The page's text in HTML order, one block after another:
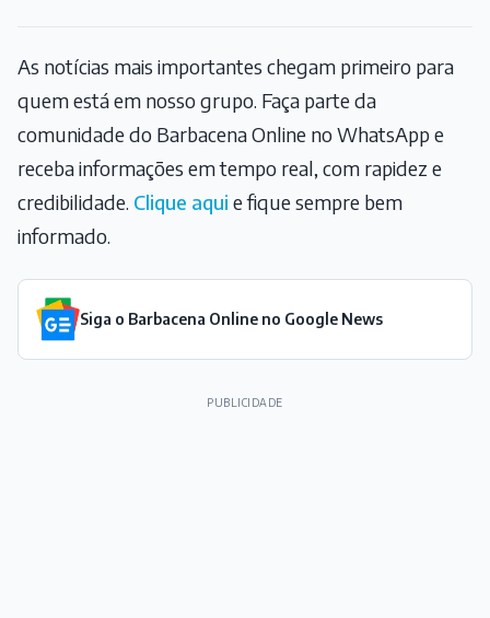
As notícias mais importantes chegam primeiro para
quem está em nosso grupo. Faça parte da
comunidade do Barbacena Online no WhatsApp e
receba informações em tempo real, com rapidez e
credibilidade. Clique aqui e fique sempre bem
informado.
Siga o Barbacena Online no Google News
PUBLICIDADE